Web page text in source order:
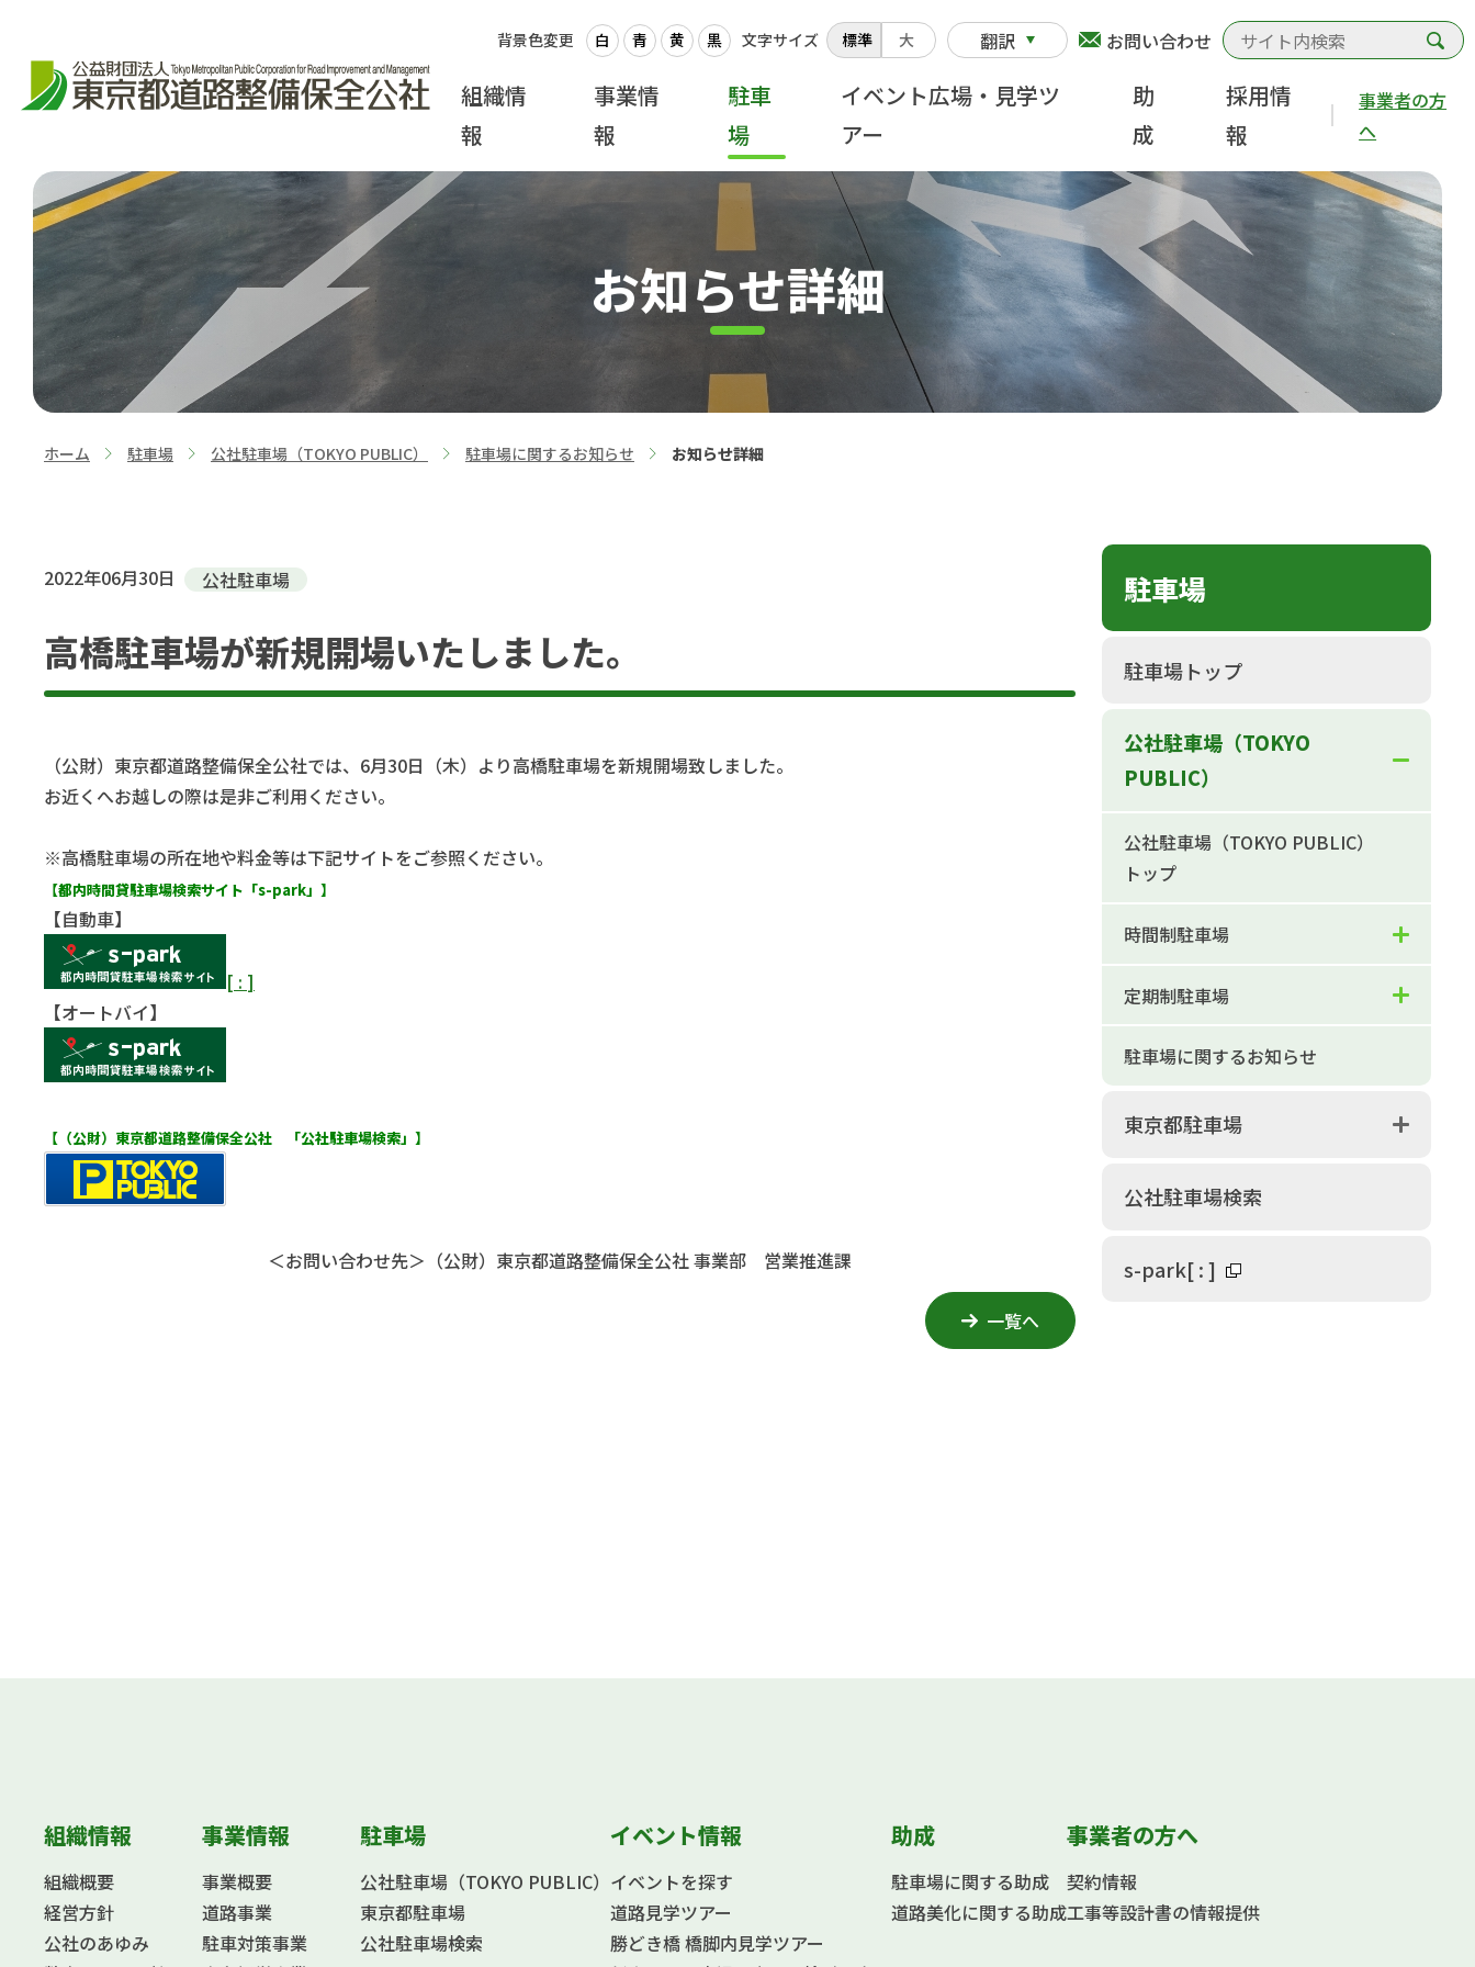
背景色変更 白 青 黄 黒 文字サイズ 標準 大 翻訳 お問い合わせ
組織情
報
事業情
報
駐車
場
イベント広場・見学ツ
アー
助
成
採用情
報
事業者の方
へ
お知らせ詳細
ホーム
駐車場
公社駐車場（TOKYO PUBLIC）
駐車場に関するお知らせ
お知らせ詳細
2022年06月30日 公社駐車場
高橋駐車場が新規開場いたしました。
（公財）東京都道路整備保全公社では、6月30日（木）より高橋駐車場を新規開場致しました。
お近くへお越しの際は是非ご利用ください。
※高橋駐車場の所在地や料金等は下記サイトをご参照ください。
【都内時間貸駐車場検索サイト「s-park」】
【自動車】
[ : ]
【オートバイ】
【（公財）東京都道路整備保全公社 「公社駐車場検索」】
＜お問い合わせ先＞ （公財）東京都道路整備保全公社 事業部 営業推進課
一覧へ
駐車場
駐車場トップ
公社駐車場（TOKYO
PUBLIC）
公社駐車場（TOKYO PUBLIC）
トップ
時間制駐車場
定期制駐車場
駐車場に関するお知らせ
東京都駐車場
公社駐車場検索
s-park[:]
組織情報
組織概要
経営方針
公社のあゆみ
事業情報
事業概要
道路事業
駐車対策事業
駐車場
公社駐車場（TOKYO PUBLIC）
東京都駐車場
公社駐車場検索
イベント情報
イベントを探す
道路見学ツアー
勝どき橋 橋脚内見学ツアー
助成
駐車場に関する助成
道路美化に関する助成
事業者の方へ
契約情報
工事等設計書の情報提供